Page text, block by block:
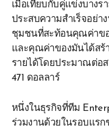
เมื่อเทียบกับคู่แข่งบางร
ประสบความสำเร็จอย่า
ชุมชนที่สะท้อนคุณค่าข
และคุณค่าของมันได้สร้
รายได้โดยประมาณต่อ
471 ดอลลาร์
หนึ่งในธุรกิจที่ทีม
ร่วมงานด้วยในรอบแรก